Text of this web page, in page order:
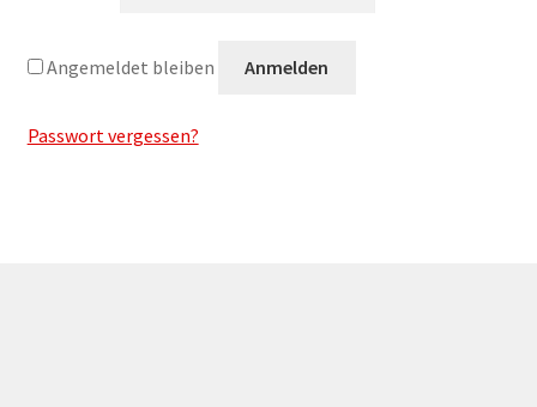
Angemeldet bleiben Anmelden
Passwort vergessen?